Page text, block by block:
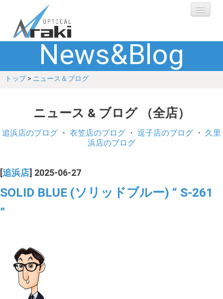
選ばれる理由
ブランド
補聴器
コラム
ブログ
News&Blog
トップ> ニュース＆ブログ
ニュース & ブログ （全店）
追浜店のブログ ・ 衣笠店のブログ ・ 逗子店のブログ ・ 久里
浜店のブログ
追浜店 ] 2025-06-27
SOLID BLUE (ソリッドブルー) “ S-261
”